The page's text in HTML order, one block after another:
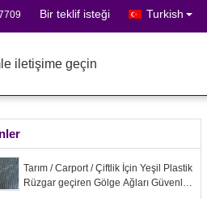
Bir teklif isteği Turkish
iletişime geçin
Tarım / Carport / Çiftlik İçin Yeşil Plastik
Rüzgar geçiren Gölge Ağları Güvenlik